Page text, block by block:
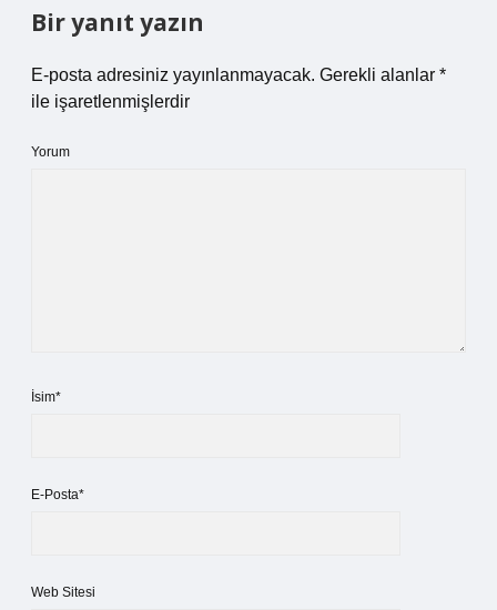
Bir yanıt yazın
E-posta adresiniz yayınlanmayacak. Gerekli alanlar *
ile işaretlenmişlerdir
Yorum
İsim*
E-Posta*
Web Sitesi